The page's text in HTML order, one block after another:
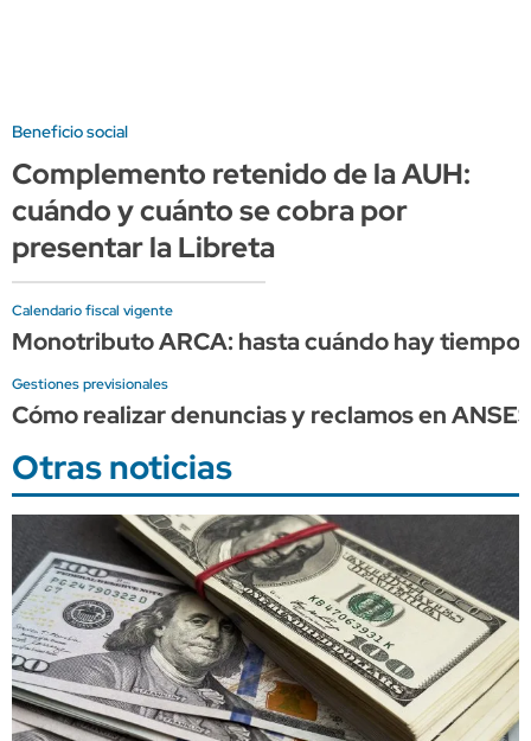
Beneficio social
Complemento retenido de la AUH:
cuándo y cuánto se cobra por
presentar la Libreta
Calendario fiscal vigente
Monotributo ARCA: hasta cuándo hay
Gestiones previsionales
Cómo realizar denuncias y reclamos en
Otras noticias